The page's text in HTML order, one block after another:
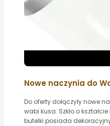
Nowe naczynia do
Do oferty dołączyły nowe
wabi kusa. Szkło o
butelki posiada